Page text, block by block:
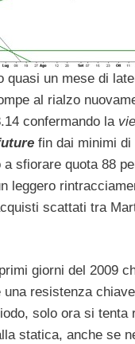
quasi un mese di
al rialzo
confermando la
fin dai minimi di
sfiorare quota 88
leggero
scattati tra
giorni del 2009
resistenza
solo ora si tenta
statica, anche se